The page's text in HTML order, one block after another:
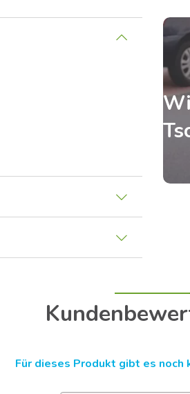
Für dieses Produkt gibt es noch